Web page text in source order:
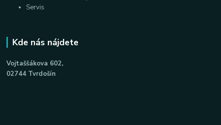
Servis
Kde nás nájdete
Vojtaššákova 602,
02744 Tvrdošín